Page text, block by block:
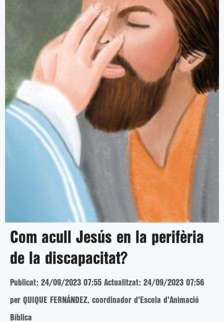
Com acull Jesús en la perifèria
de la discapacitat?
Publicat: 24/09/2023 07:55 Actualitzat: 24/09/2023 07:56
per QUIQUE FERNÁNDEZ, coordinador d'Escola d'Animació
Bíblica